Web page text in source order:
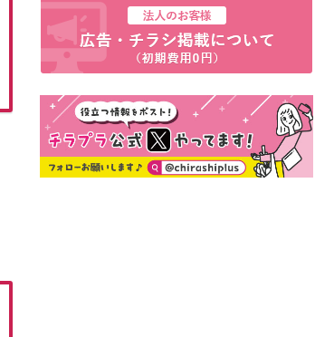
07月14日(火)~09月13日(日)